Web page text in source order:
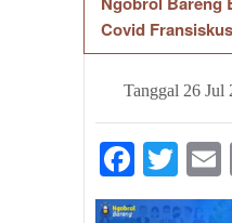
Covid Fransiskus
Tanggal 26 Jul